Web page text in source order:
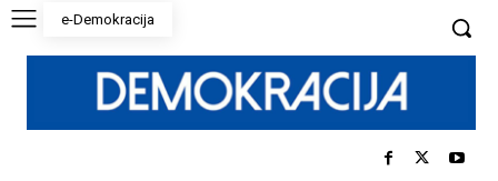
e-Demokracija